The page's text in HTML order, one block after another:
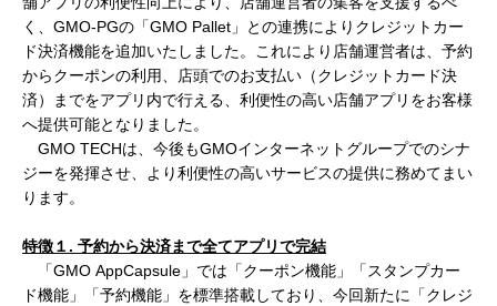
く、GMO-PGの「GMO Pallet」との連携によりクレジットカー
ド決済機能を追加いたしました。これにより店舗運営者は、予約
からクーポンの利用、店頭でのお支払い（クレジットカード決
済）までをアプリ内で行える、利便性の高い店舗アプリをお客様
へ提供可能となりました。
GMO TECHは、今後もGMOインターネットグループでのシナ
ジーを発揮させ、より利便性の高いサービスの提供に務めてまい
ります。
特徴１ . 予約から決済まで全てアプリで完結
「GMO AppCapsule」では「クーポン機能」「スタンプカー
ド機能」「予約機能」を標準搭載しており、今回新たに「クレジ